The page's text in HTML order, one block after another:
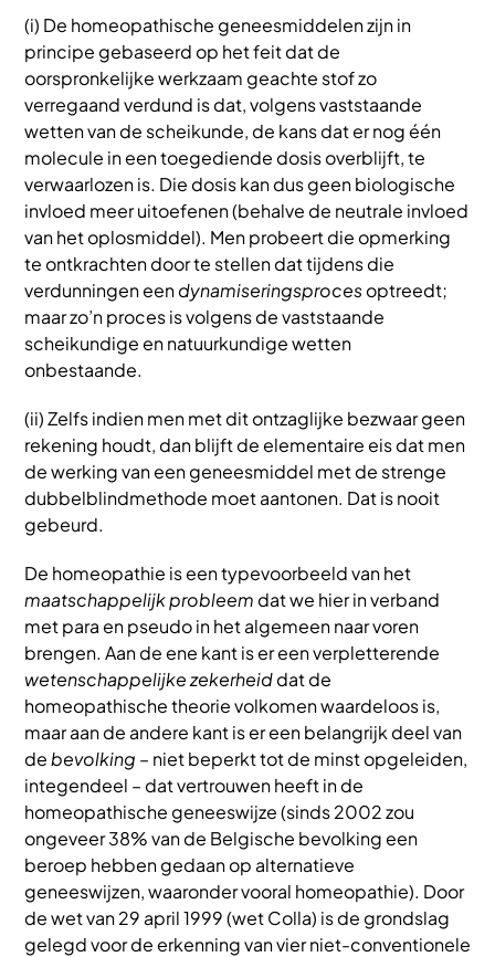
(i) De homeopathische geneesmiddelen zijn in
principe gebaseerd op het feit dat de
oorspronkelijke werkzaam geachte stof zo
verregaand verdund is dat, volgens vaststaande
wetten van de scheikunde, de kans dat er nog één
molecule in een toegediende dosis overblijft, te
verwaarlozen is. Die dosis kan dus geen biologische
invloed meer uitoefenen (behalve de neutrale invloed
van het oplosmiddel). Men probeert die opmerking
te ontkrachten door te stellen dat tijdens die
verdunningen eendynamiseringsprocesoptreedt;
maar zo’n proces is volgens de vaststaande
scheikundige en natuurkundige wetten
onbestaande.
(ii) Zelfs indien men met dit ontzaglijke bezwaar geen
rekening houdt, dan blijft de elementaire eis dat men
de werking van een geneesmiddel met de strenge
dubbelblindmethode moet aantonen. Dat is nooit
gebeurd.
De homeopathie is een typevoorbeeld van het
maatschappelijk probleem dat we hier in verband
met para en pseudo in het algemeen naar voren
brengen. Aan de ene kant is er een verpletterende
wetenschappelijke zekerheiddat de
homeopathische theorie volkomen waardeloos is,
maar aan de andere kant is er een belangrijk deel van
debevolking – niet beperkt tot de minst opgeleiden,
integendeel – dat vertrouwen heeft in de
homeopathische geneeswijze (sinds 2002 zou
ongeveer 38% van de Belgische bevolking een
beroep hebben gedaan op alternatieve
geneeswijzen, waaronder vooral homeopathie). Door
de wet van 29 april 1999 (wet Colla) is de grondslag
gelegd voor de erkenning van vier niet-conventionele